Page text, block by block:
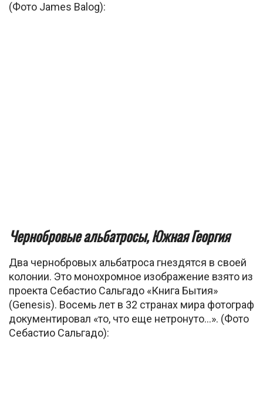
(Фото James Balog):
Чернобровые альбатросы, Южная Георгия
Два чернобровых альбатроса гнездятся в своей
колонии. Это монохромное изображение взято из
проекта Себастио Сальгадо «Книга Бытия»
(Genesis). Восемь лет в 32 странах мира фотограф
документировал «то, что еще нетронуто…». (Фото
Себастио Сальгадо):